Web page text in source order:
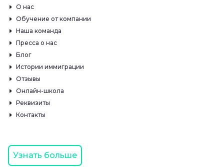
О нас
Обучение от компании
Наша команда
Пресса о нас
Блог
Истории иммиграции
Отзывы
Онлайн-школа
Реквизиты
Контакты
Узнать больше